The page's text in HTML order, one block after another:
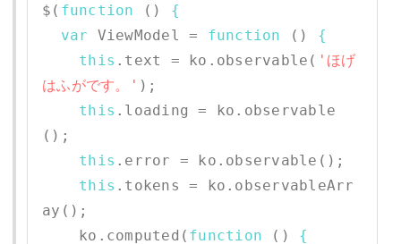
$( function () {
var ViewModel = function () {
this .text = ko.observable( 'ほげ
はふがです。' );
this .loading = ko.observable
();
this .error = ko.observable();
this .tokens = ko.observableArr
ay();
    ko.computed(
function () {